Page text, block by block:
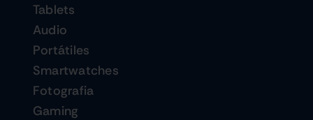
Tablets
Audio
Portátiles
Smartwatches
Fotografia
Gaming